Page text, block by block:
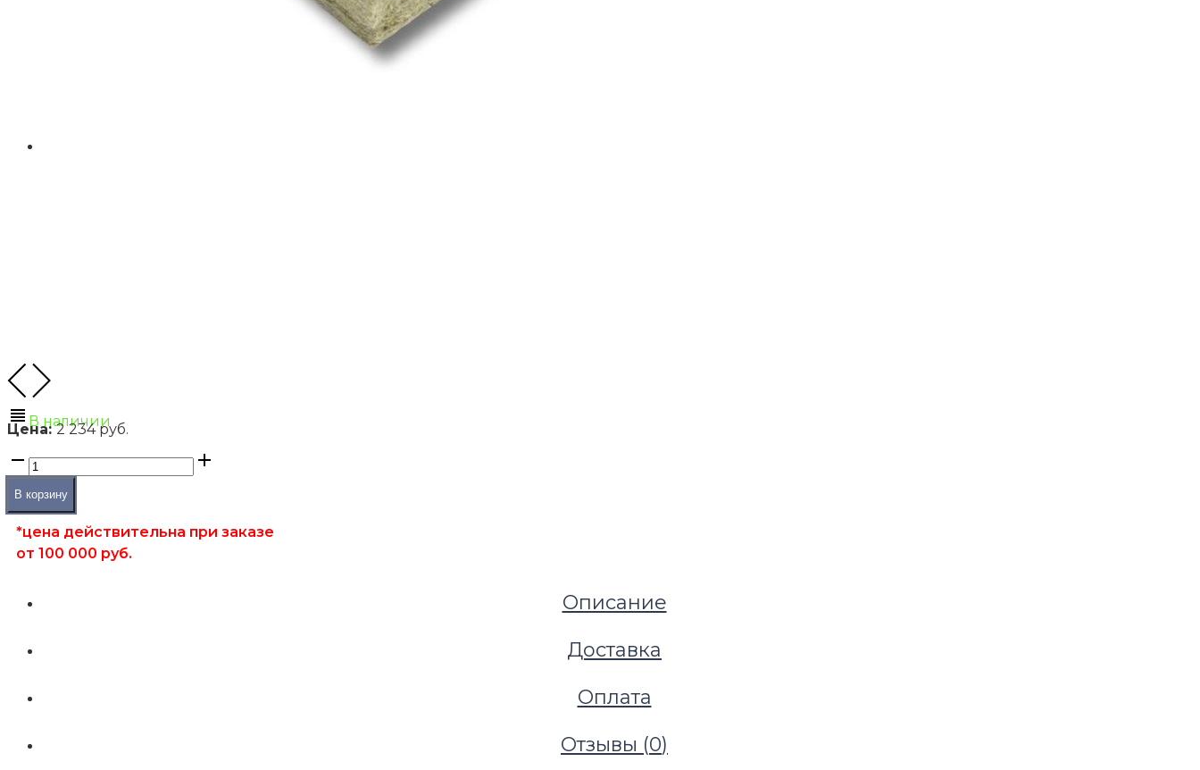
В наличии
Цена:2 234 руб.
В корзину
*цена действительна при заказе
от 100 000 руб.
Описание
Доставка
Оплата
Отзывы (0)